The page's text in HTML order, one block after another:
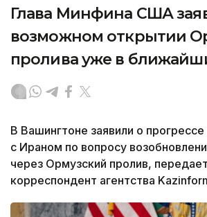
Глава Минфина США
возможном открытии
пролива уже в
В Вашингтоне заявили о
с Ираном по вопросу
через Ормузский пролив,
корреспондент агентства